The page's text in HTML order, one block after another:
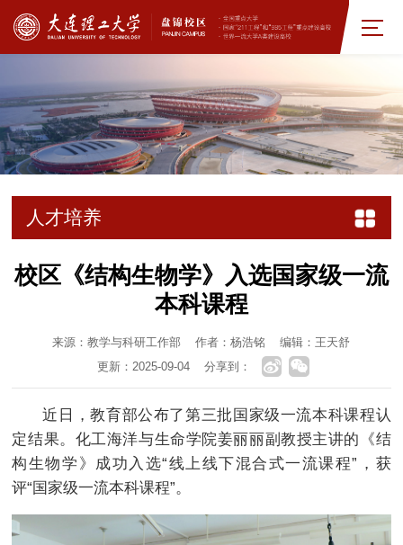
人才培养
校区《结构生物学》入选国家级一流
本科课程
来源：教学与科研工作部 作者：杨浩铭
编辑：王天舒
更新：2025-09-04
分享到：
近日，教育部公布了第三批国家级一流本科课程认
定结果。化工海洋与生命学院姜丽丽副教授主讲的《结
构生物学》成功入选“线上线下混合式一流课程”，获
评“国家级一流本科课程”。